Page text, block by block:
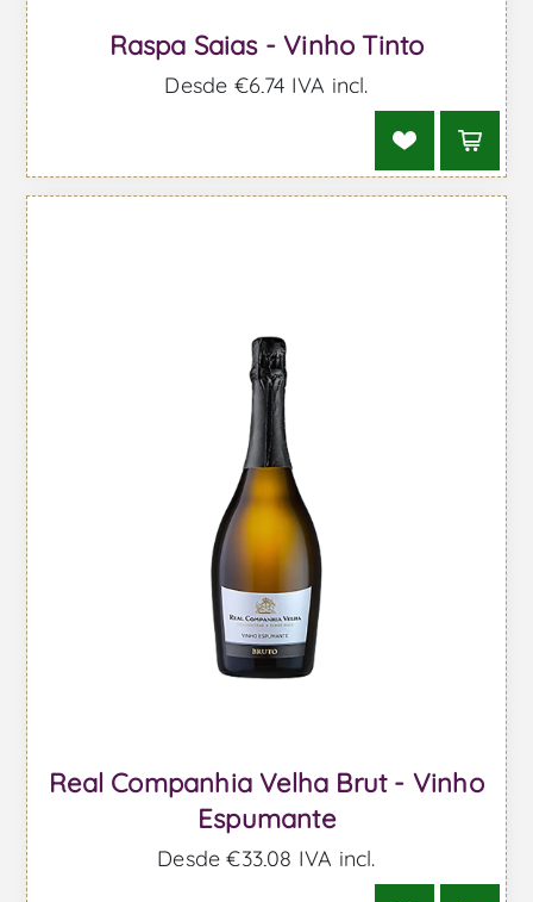
Raspa Saias - Vinho Tinto
Desde €6,74 IVA incl.
Real Companhia Velha Brut - Vinho
Espumante
Desde €33,08 IVA incl.